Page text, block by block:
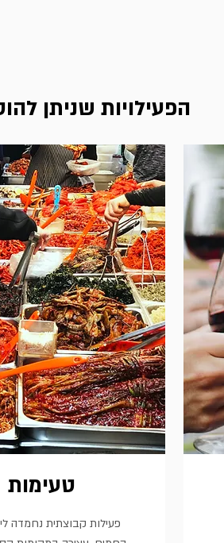
הפעילויות שניתן
טעימות
פעילות קבוצתית נחמדה